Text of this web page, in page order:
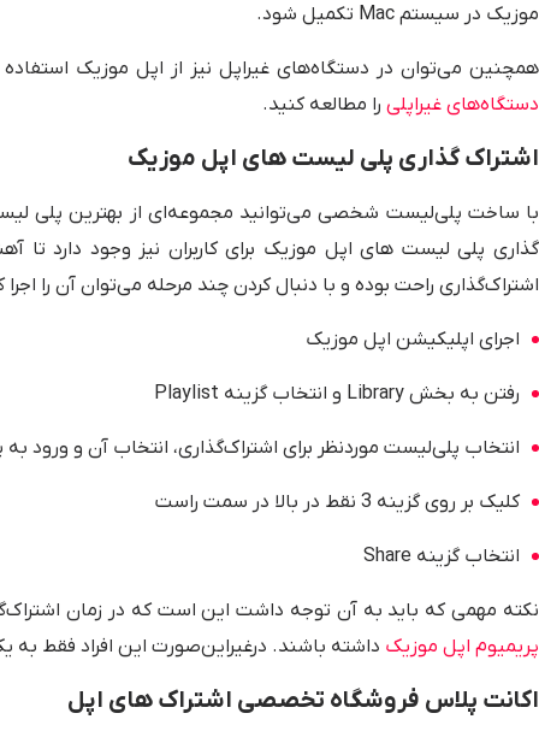
موزیک در سیستم Mac تکمیل شود.
همچنین می‌توان در دستگاه‌های غیراپل نیز از اپل موزیک استفاده
دستگاه‌های غیراپلی را مطالعه کنید.
اشتراک گذاری پلی لیست های اپل موزیک
با ساخت پلی‌لیست شخصی می‌توانید مجموعه‌ای از بهترین پلی
گذاری پلی لیست های اپل موزیک برای کاربران نیز وجود دارد تا
اشتراک‌گذاری راحت بوده و با دنبال کردن چند مرحله می‌توان آن را اجرا
اجرای اپلیکیشن اپل موزیک
رفتن به بخش Library و انتخاب گزینه Playlist
انتخاب پلی‌لیست موردنظر برای اشتراک‌گذاری، انتخاب آن و ورود
کلیک بر روی گزینه 3 نقط در بالا در سمت راست
انتخاب گزینه Share
نکته مهمی که باید به آن توجه داشت این است که در زمان
پریمیوم اپل موزیک داشته باشند. درغیراین‌صورت این افراد فقط به یک دموی 30 ثانیه‌ای از آهنگ‌های
اکانت پلاس فروشگاه تخصصی اشتراک های اپل